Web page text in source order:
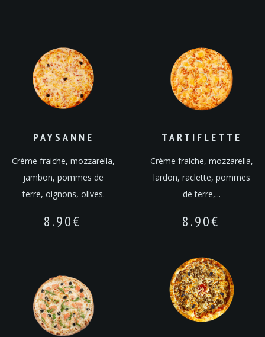
PAYSANNE
Crème fraiche, mozzarella,
jambon, pommes de
terre, oignons, olives.
8.90€
TARTIFLETTE
Crème fraiche, mozzarella,
lardon, raclette, pommes
de terre,...
8.90€